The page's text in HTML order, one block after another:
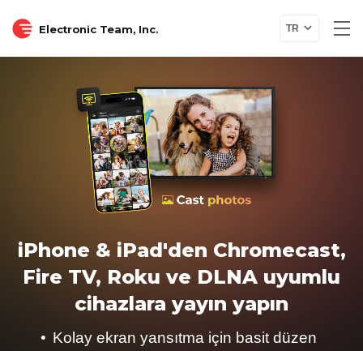
Electronic Team, Inc. TR
iPhone & iPad'den Chromecast,
Fire TV, Roku ve DLNA uyumlu
cihazlara yayın yapın
Kolay ekran yansıtma için basit düzen